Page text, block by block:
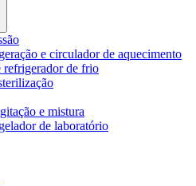
e circulador de aquecimento
refrigerador de frio
e mistura
de laboratório